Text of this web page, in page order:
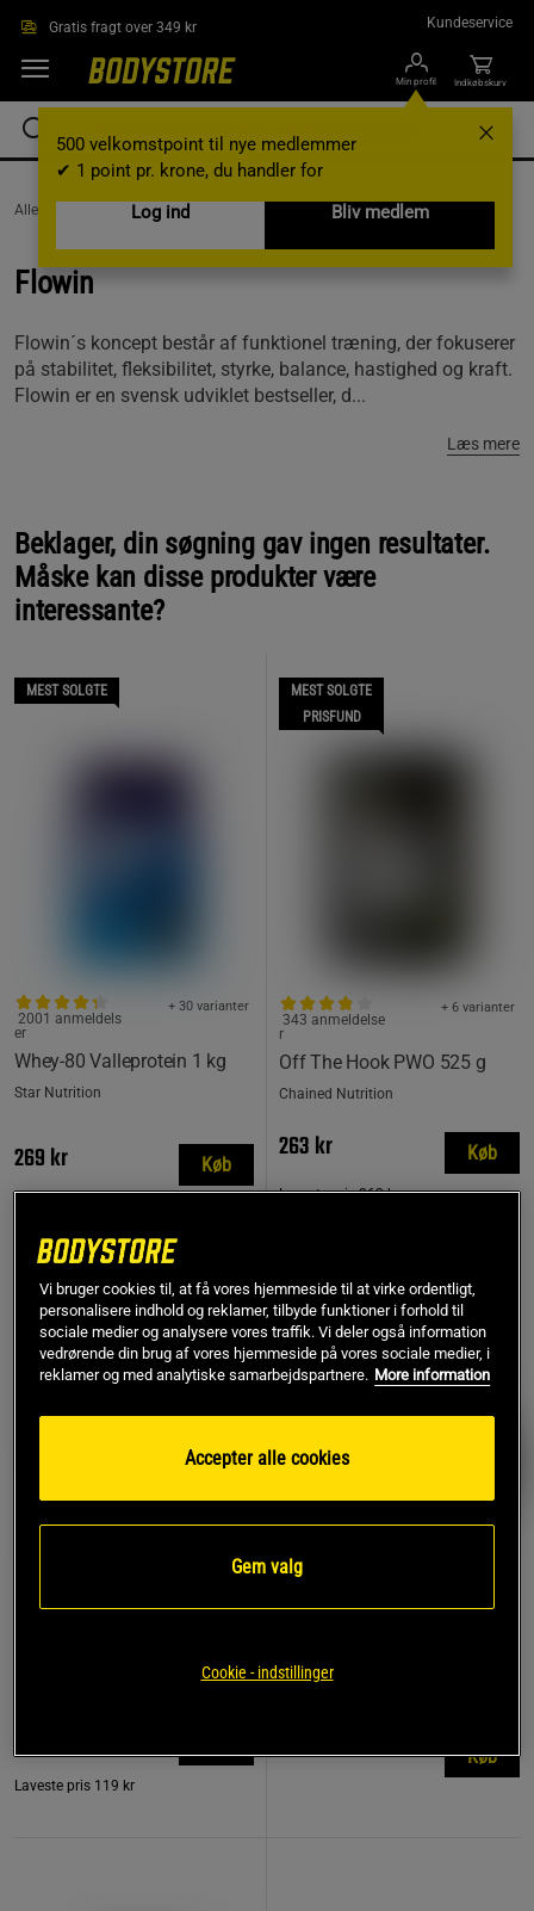
Gratis fragt over 349 kr Kundeservice
Min profil
500 velkomstpoint til nye medlemmer
✔ 1 point pr. krone, du handler for
Log ind
Bliv medlem
Indkøbskurv
AlleVaremærker / Flowin
Flowin
Flowin´s koncept består af funktionel træning, der fokuserer
på stabilitet, fleksibilitet, styrke, balance, hastighed og kraft.
Flowin er en svensk udviklet bestseller, d...
Læs mere
Beklager, din søgning gav ingen resultater.
Måske kan disse produkter være
interessante?
MEST SOLGTE
Whey-80 Valleprotein 1 kg
+ 30 varianter
2001 anmeldels
er
Star Nutrition
269 kr Køb
MEST SOLGTE
PRISFUND
Off The Hook PWO 525 g
+ 6 varianter
343 anmeldelse
r
Chained Nutrition
263 kr
Laveste pris 263 kr
Køb
MEST SOLGTE
PRISFUND
774 anmeldelse
Laveste pris 119 kr
17 anmeldelser
Star Nutrition Gear
149 kr Køb
Vi bruger cookies til, at få vores hjemmeside til at virke ordentligt,
personalisere indhold og reklamer, tilbyde funktioner i forhold til
sociale medier og analysere vores traffik. Vi deler også information
vedrørende din brug af vores hjemmeside på vores sociale medier, i
reklamer og med analytiske samarbejdspartnere. More information
Accepter alle cookies
Gem valg
Cookie - indstillinger